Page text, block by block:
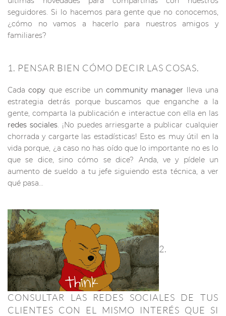
seguidores. Si lo hacemos para gente que no conocemos,
¿cómo no vamos a hacerlo para nuestros amigos y
familiares?
1. PENSAR BIEN CÓMO DECIR LAS COSAS.
Cadacopy que escribe un community manager lleva una
estrategia detrás porque buscamos que enganche a la
gente, comparta la publicación e interactue con ella en las
redes sociales. ¡No puedes arriesgarte a publicar cualquier
chorrada y cargarte las estadísticas! Esto es muy útil en la
vida porque, ¿a caso no has oído que lo importante no es lo
que se dice, sino cómo se dice? Anda, ve y pídele un
aumento de sueldo a tu jefe siguiendo esta técnica, a ver
qué pasa…
2.
CONSULTAR LAS REDES SOCIALES DE TUS
CLIENTES CON EL MISMO INTERÉS QUE SI